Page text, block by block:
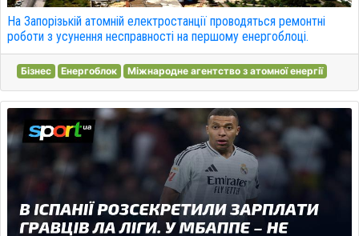
На Запорізькій атомній електростанції проводяться ремонтні
роботи з усунення несправності на першому енергоблоці.
Бізнес Енергоблок Міжнародне агентство з атомної енергії